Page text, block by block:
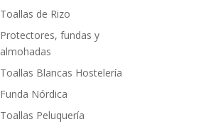
Toallas de Rizo
Protectores, fundas y
almohadas
Toallas Blancas Hostelería
Funda Nórdica
Toallas Peluquería